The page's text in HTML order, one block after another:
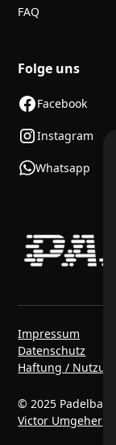
FAQ
Folge uns
Facebook
Instagram
Whatsapp
© 2025
Victor Umgeher
Impressum
Datenschutz
Haftung /